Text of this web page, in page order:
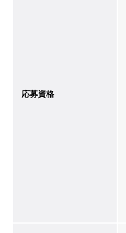
応募資格